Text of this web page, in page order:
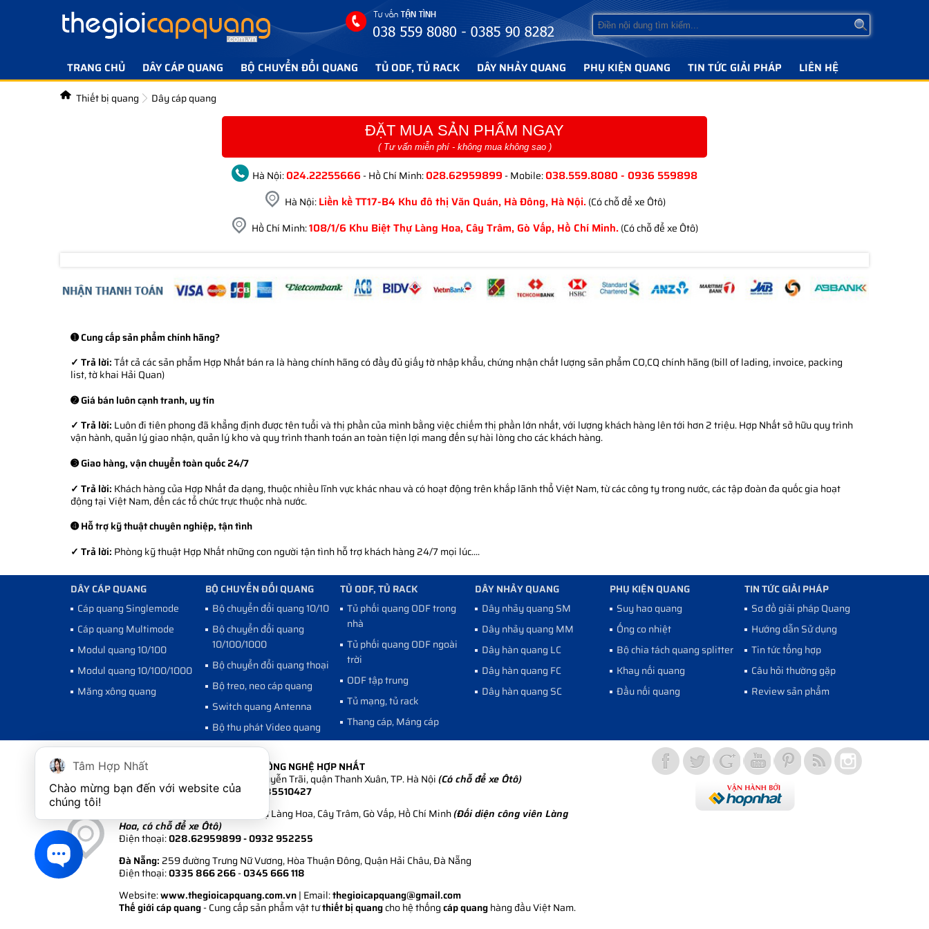
TRANG CHỦ DÂY CÁP QUANG BỘ CHUYỂN ĐỔI QUANG TỦ ODF, TỦ RACK DÂY NHẢY QUANG PHỤ KIỆN QUANG TIN TỨC GIẢI PHÁP LIÊN HỆ
Thiết bị quang Dây cáp quang
ĐẶT MUA SẢN PHẨM NGAY
( Tư vấn miễn phí - không mua không sao )
Hà Nội:024.22255666 - Hồ Chí Minh:028.62959899 - Mobile:038.559.8080 - 0936 559898
Hà Nội:Liền kề TT17-B4 Khu đô thị Văn Quán, Hà Đông, Hà Nội.(Có chỗ để xe Ôtô)
Hồ Chí Minh:108/1/6 Khu Biệt Thự Làng Hoa, Cây Trâm, Gò Vấp, Hồ Chí Minh.(Có chỗ để xe Ôtô)
➊ Cung cấp sản phẩm chính hãng?
✓ Trả lời:Tất cả các sản phẩm Hợp Nhất bán ra là hàng chính hãng có đầy đủ giấy tờ nhập khẩu, chứng nhận chất lượng sản phẩm CO,CQ chính hãng (bill of lading, invoice, packing
list, tờ khai Hải Quan)
➋ Giá bán luôn cạnh tranh, uy tín
✓ Trả lời: Luôn đi tiên phong đã khẳng định được tên tuổi và thị phần của mình bằng việc chiếm thị phần lớn nhất, với lượng khách hàng lên tới hơn 2 triệu. Hợp Nhất sở hữu quy trình
vận hành, quản lý giao nhận, quản lý kho và quy trình thanh toán an toàn tiện lợi mang đến sự hài lòng cho các khách hàng.
➌ Giao hàng, vận chuyển toàn quốc 24/7
✓ Trả lời: Khách hàng của Hợp Nhất đa dạng, thuộc nhiều lĩnh vực khác nhau và có hoạt động trên khắp lãnh thổ Việt Nam, từ các công ty trong nước, các tập đoàn đa quốc gia hoạt
động tại Việt Nam, đến các tổ chức trực thuộc nhà nước.
➍ Hỗ trợ kỹ thuật chuyên nghiệp, tận tình
✓ Trả lời: Phòng kỹ thuật Hợp Nhất những con người tận tình hỗ trợ khách hàng 24/7 mọi lúc....
DÂY CÁP QUANG
Cáp quang Singlemode
Cáp quang Multimode
Modul quang 10/100
Modul quang 10/100/1000
Măng xông quang
BỘ CHUYỂN ĐỔI QUANG
Bộ chuyển đổi quang 10/100
Bộ chuyển đổi quang
10/100/1000
Bộ chuyển đổi quang thoại
Bộ treo, neo cáp quang
Switch quang Antenna
Bộ thu phát Video quang
TỦ ODF, TỦ RACK
Tủ phối quang ODF trong
nhà
Tủ phối quang ODF ngoài
trời
ODF tập trung
Tủ mạng, tủ rack
Thang cáp, Máng cáp
DÂY NHẢY QUANG
Dây nhảy quang SM
Dây nhảy quang MM
Dây hàn quang LC
Dây hàn quang FC
Dây hàn quang SC
PHỤ KIỆN QUANG
Suy hao quang
Ống co nhiệt
Bộ chia tách quang splitter
Khay nối quang
Đầu nối quang
TIN TỨC GIẢI PHÁP
Sơ đồ giải pháp Quang
Hướng dẫn Sử dụng
Tin tức tổng hợp
Câu hỏi thường gặp
Review sản phẩm
CÔNG TY CỔ PHẦN PHÁT TRIỂN CÔNG NGHỆ HỢP NHẤT
Hà Nội: Số 6A Ngõ 235 đường Nguyễn Trãi, quận Thanh Xuân, TP. Hà Nội(Có chỗ để xe Ôtô)
Điện thoại:024.35511 222 - 024.35510427
108/1/6 Khu Biệt Thự Làng Hoa, Cây Trâm, Gò Vấp, Hồ Chí Minh(Đối diện công viên Làng
Hoa, có chỗ để xe Ôtô)
Điện thoại:028.62959899- 0932 952255
Đà Nẵng: 259 đường Trưng Nữ Vương, Hòa Thuận Đông, Quận Hải Châu, Đà Nẵng
Điện thoại:0335 866 266-0345 666 118
Website:www.thegioicapquang.com.vn| Email:thegioicapquang@gmail.com
Thế giới cáp quang- Cung cấp sản phẩm vật tưthiết bị quangcho hệ thốngcáp quanghàng đầu Việt Nam.
Tâm Hợp Nhất
Chào mừng bạn đến với website của
chúng tôi!